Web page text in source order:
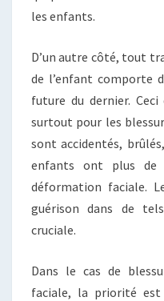
les enfants.
D’un autre côté, tout
de l’enfant comporte
future du dernier.
surtout pour les
sont accidentés,
enfants ont plus de
déformation faciale.
guérison dans de
cruciale.
Dans le cas de
faciale, la priorité est